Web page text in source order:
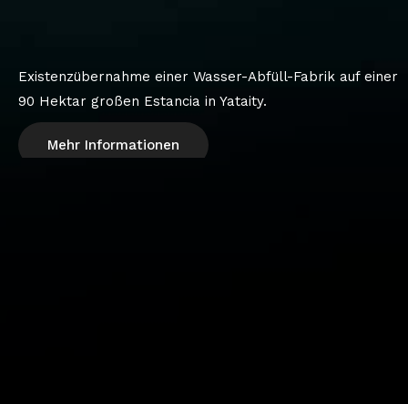
Existenzübernahme einer Wasser-Abfüll-Fabrik auf einer
90 Hektar großen Estancia in Yataity.
Mehr Informationen